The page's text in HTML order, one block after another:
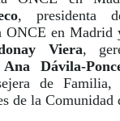
, presidenta
ONCE en Madrid
Viera,
Ana Dávila-
de Familia,
de la Comunidad